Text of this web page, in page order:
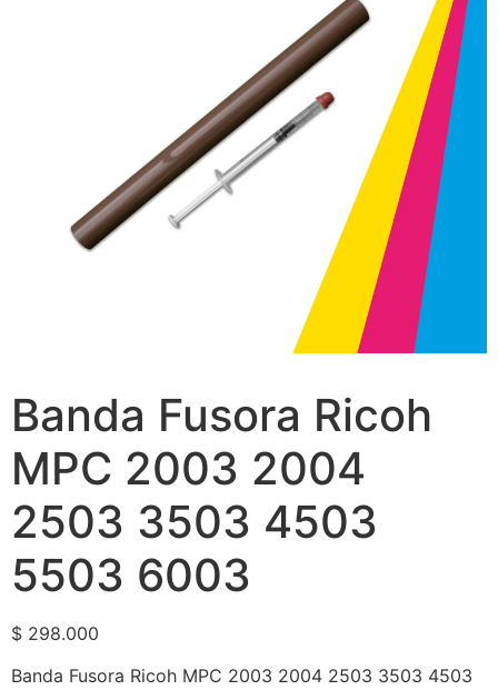
Banda Fusora Ricoh
MPC 2003 2004
2503 3503 4503
5503 6003
$ 298.000
Banda Fusora Ricoh MPC 2003 2004 2503 3503 4503